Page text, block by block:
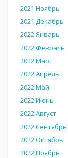
2021 Ноябрь
2021 Декабрь
2022 Январь
2022 Февраль
2022 Март
2022 Апрель
2022 Май
2022 Июнь
2022 Август
2022 Сентябрь
2022 Октябрь
2022 Ноябрь